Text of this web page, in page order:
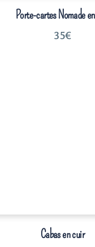
Porte-cartes Nomade
35€
Cabas en cuir